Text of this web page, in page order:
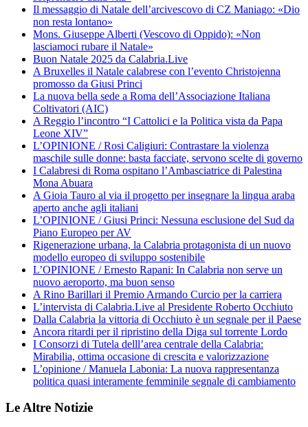
Il messaggio di Natale dell’arcivescovo di CZ Maniago: «Dio
non resta lontano»
Mons. Giuseppe Alberti (Vescovo di Oppido): «Non
lasciamoci rubare il Natale»
Buon Natale 2025 da Calabria.Live
A Bruxelles il Natale calabrese con l’evento Christojenna
promosso da Giusi Princi
La nuova bella sede a Roma dell’Associazione Italiana
Coltivatori (AIC)
A Reggio l’incontro “I Cattolici e la Politica vista da Papa
Leone XIV”
L’OPINIONE / Rosi Caligiuri: Contrastare la violenza
maschile sulle donne: basta facciate, servono scelte di governo
I Calabresi di Roma ospitano l’Ambasciatrice di Palestina
Mona Abuara
A Gioia Tauro al via il progetto per insegnare la lingua araba
aperto anche agli italiani
L’OPINIONE / Giusi Princi: Nessuna esclusione del Sud da
Piano Europeo per AV
Rigenerazione urbana, la Calabria protagonista di un nuovo
modello europeo di sviluppo sostenibile
L’OPINIONE / Ernesto Rapani: In Calabria non serve un
nuovo aeroporto, ma buon senso
A Rino Barillari il Premio Armando Curcio per la carriera
L’intervista di Calabria.Live al Presidente Roberto Occhiuto
Dalla Calabria la vittoria di Occhiuto è un segnale per il Paese
Ancora ritardi per il ripristino della Diga sul torrente Lordo
I Consorzi di Tutela delll’area centrale della Calabria:
Mirabilia, ottima occasione di crescita e valorizzazione
L’opinione / Manuela Labonia: La nuova rappresentanza
politica quasi interamente femminile segnale di cambiamento
Le Altre Notizie